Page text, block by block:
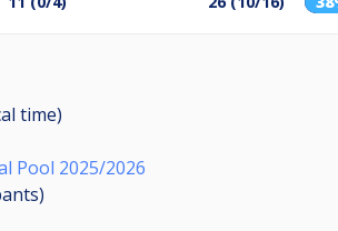
time)
Pool 2025/2026
)